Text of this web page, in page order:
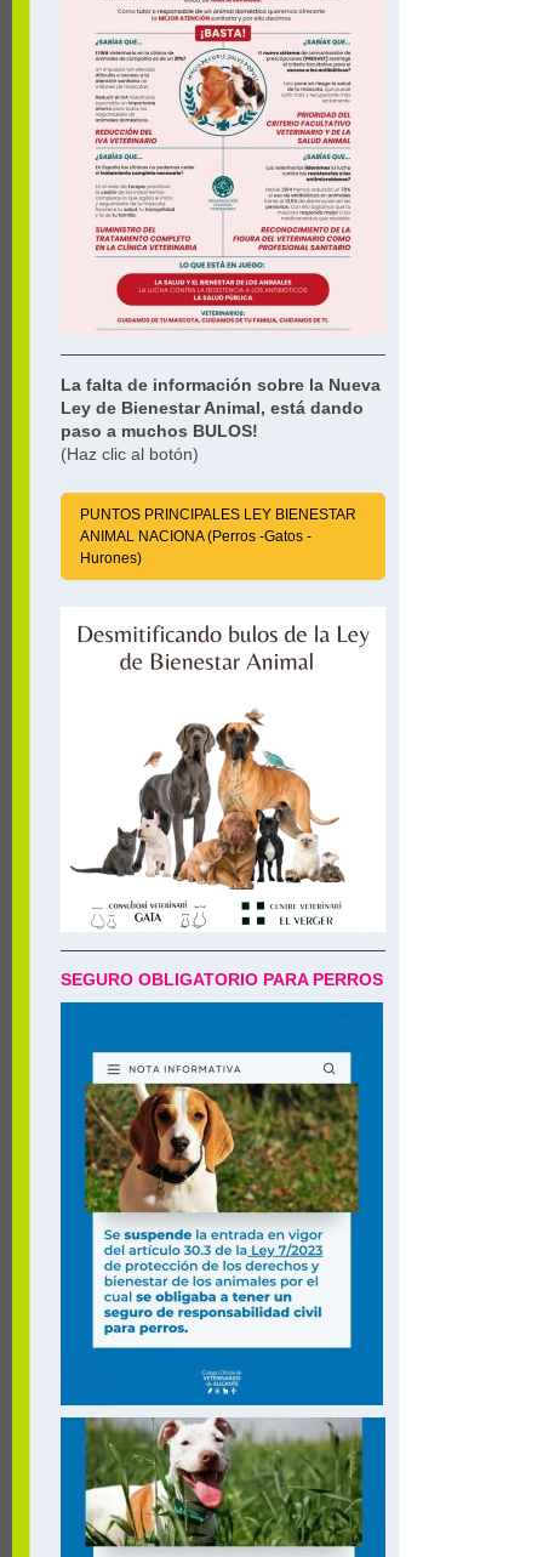
La falta de información sobre la Nueva
Ley de Bienestar Animal, está dando
paso a muchos BULOS!
(Haz clic al botón)
PUNTOS PRINCIPALES LEY BIENESTAR
ANIMAL NACIONA (Perros -Gatos -
Hurones)
SEGURO OBLIGATORIO PARA PERROS